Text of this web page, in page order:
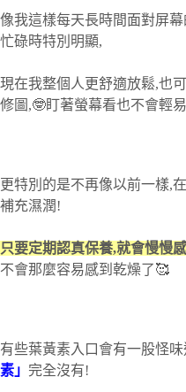
像我這樣每天長時間面對屏
忙碌時特別明顯,
現在我整個人更舒適放鬆,也
修圖,🤓盯著螢幕看也不會輕
更特別的是不再像以前一樣,
補充濕潤!
只要定期認真保養,就會慢慢
不會那麼容易感到乾燥了🥰
有些葉黃素入口會有一股怪味
素」 完全沒有!